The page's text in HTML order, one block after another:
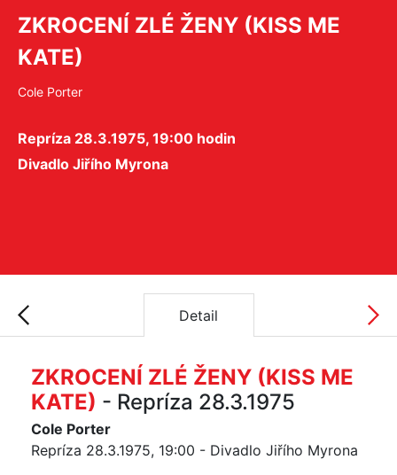
ZKROCENÍ ZLÉ ŽENY (KISS ME
KATE)
Cole Porter
Repríza 28.3.1975, 19:00 hodin
Divadlo Jiřího Myrona
Detail
ZKROCENÍ ZLÉ ŽENY (KISS ME
KATE) - Repríza 28.3.1975
Cole Porter
Repríza 28.3.1975, 19:00 - Divadlo Jiřího Myrona